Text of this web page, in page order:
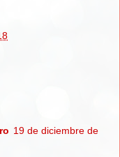
19 de diciembre de